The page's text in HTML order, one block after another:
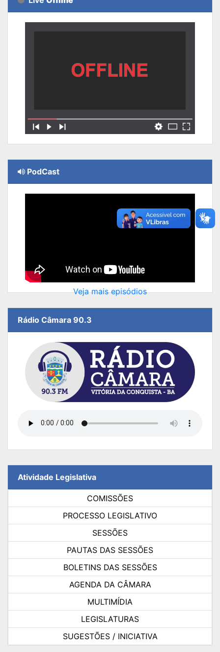
PodCast
Veja mais episódios
Rádio Câmara 90.3
Atividade Legislativa
COMISSÕES
PROCESSO LEGISLATIVO
SESSÕES
PAUTAS DAS SESSÕES
BOLETINS DAS SESSÕES
AGENDA DA CÂMARA
MULTIMÍDIA
LEGISLATURAS
SUGESTÕES / INICIATIVA